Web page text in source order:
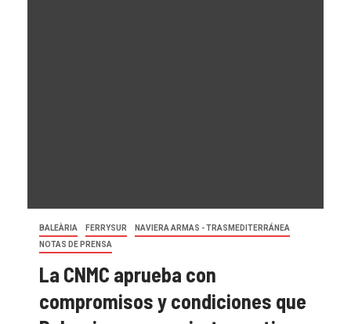
BALEÀRIA FERRYSUR
NAVIERA ARMAS - TRASMEDITERRÁNEA
NOTAS DE PRENSA
La CNMC aprueba con
compromisos y condiciones que